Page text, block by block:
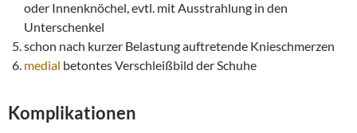
oder Innenknöchel, evtl. mit Ausstrahlung in den
Unterschenkel
schon nach kurzer Belastung auftretende Knieschmerzen
medial betontes Verschleißbild der Schuhe
Komplikationen